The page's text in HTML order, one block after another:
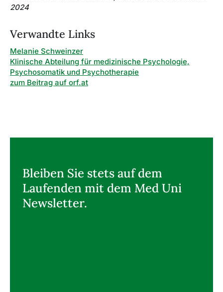
2024
Verwandte Links
Melanie Schweinzer
Klinische Abteilung für medizinische Psychologie,
Psychosomatik und Psychotherapie
zum Beitrag auf orf.at
Bleiben Sie stets auf dem
Laufenden mit dem Med Uni
Newsletter.